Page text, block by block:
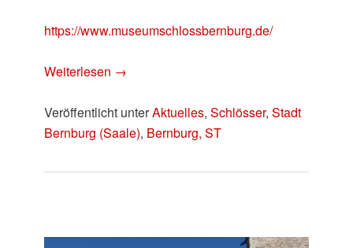
https://www.museumschlossbernburg.de/
Weiterlesen →
Veröffentlicht unterAktuelles,Schlösser,Stadt
Bernburg (Saale), Bernburg, ST